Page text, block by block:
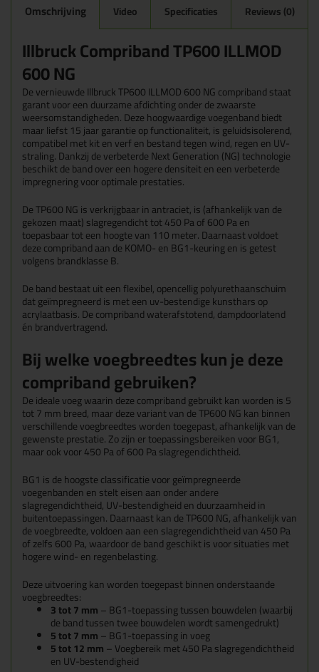
Omschrijving Video Specificaties Reviews (0)
Illbruck Compriband TP600 ILLMOD
600 NG
De vernieuwde Illbruck TP600 ILLMOD 600 NG compriband staat
garant voor een duurzame afdichting onder de zwaarste
weersomstandigheden. Deze hoogwaardige voegenband biedt
maar liefst 15 jaar garantie op functionaliteit, is geluidsisolerend,
compatibel met kit en verf en bestand tegen wind, regen en UV-
straling. Dankzij de verbeterde Next Generation (NG) technologie
beschikt de band over een hogere densiteit en een verbeterde
impregnering voor optimale prestaties.
De TP600 NG is verkrijgbaar in antraciet, is (afhankelijk van de
gekozen maat) slagregendicht tot 450 Pa of 600 Pa en
toepasbaar tot een hoogte van 110 meter. Daarnaast voldoet
deze compriband aan de KOMO- en BG1-keuring en is getest
volgens brandklasse B.
De band bestaat uit een flexibel, opencellig polyurethaanschuim
dat geïmpregneerd is met een uv-bestendige kunsthars op
acrylaatbasis. De compriband waterafstotend, dampdoorlatend
én brandvertragend.
Bij welke voegbreedtes kun je deze
compriband gebruiken?
De ideale voeg waarin deze compriband gebruikt kan worden is 5
tot 7 mm breed, maar deze variant van de TP600 NG kan binnen
verschillende voegbreedtes worden toegepast, afhankelijk van de
gewenste prestatie. Zo zijn er toepassingsbereiken voor BG1,
maar ook voor 450 Pa of 600 Pa slagregendichtheid.
BG1 is de hoogste classificatie voor geïmpregneerde
voegenbanden en stelt eisen aan onder andere
slagregendichtheid, UV-bestendigheid en duurzaamheid in
buitentoepassingen. Daarnaast kan de TP600 NG, afhankelijk van
de voegbreedte, voldoen aan een slagregendichtheid van 450 Pa
of zelfs 600 Pa, waardoor de band geschikt is voor situaties met
hogere wind- en regenbelasting.
Deze uitvoering kan worden toegepast binnen onderstaande
voegbreedtes:
3 tot 7 mm– BG1-toepassing tussen bouwdelen (waarbij
de band tussen twee bouwdelen wordt samengedrukt)
5 tot 7 mm– BG1-toepassing in voeg
5 tot 12 mm– Voegbereik met 450 Pa slagregendichtheid
en UV-bestendigheid